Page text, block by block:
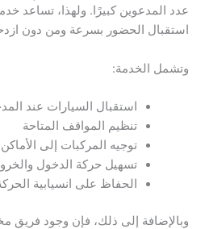
عدد المدعوين كبيرًا. ولهذا، تساعد
استقبال الحضور بسرعة ومن دون
وتشمل الخدمة:
استقبال السيارات عند
تنظيم المواقف المتاحة
توجيه المركبات إلى
تسهيل حركة الدخول
الحفاظ على انسيابية
وبالإضافة إلى ذلك، فإن وجود فريق